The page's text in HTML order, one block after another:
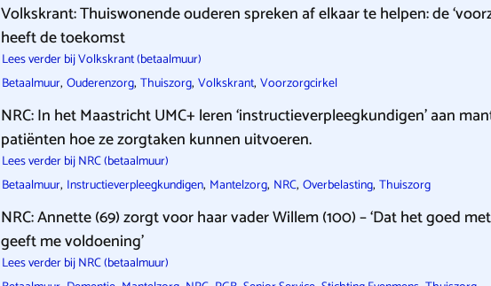
Volkskrant: Thuiswonende ouderen spreken af elkaar te helpen: de
heeft de toekomst
Lees verder bij Volkskrant (betaalmuur)
Betaalmuur, Ouderenzorg, Thuiszorg, Volkskrant, Voorzorgcirkel
NRC: In het Maastricht UMC+ leren ‘instructieverpleegkundigen’ aan
patiënten hoe ze zorgtaken kunnen uitvoeren.
Lees verder bij NRC (betaalmuur)
Betaalmuur, Instructieverpleegkundigen, Mantelzorg, NRC, Overbelasting, Thuiszorg
NRC: Annette (69) zorgt voor haar vader Willem (100) – ‘Dat het goed
geeft me voldoening’
Lees verder bij NRC (betaalmuur)